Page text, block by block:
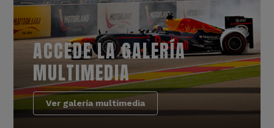
ACCEDE LA GALERÍA
MULTIMEDIA
Ver galería multimedia